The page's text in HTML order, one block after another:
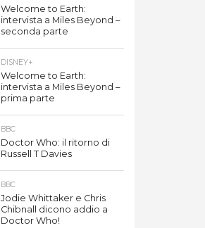
Welcome to Earth:
intervista a Miles Beyond –
seconda parte
DISNEY+
Welcome to Earth:
intervista a Miles Beyond –
prima parte
BBC
Doctor Who: il ritorno di
Russell T Davies
BBC
Jodie Whittaker e Chris
Chibnall dicono addio a
Doctor Who!